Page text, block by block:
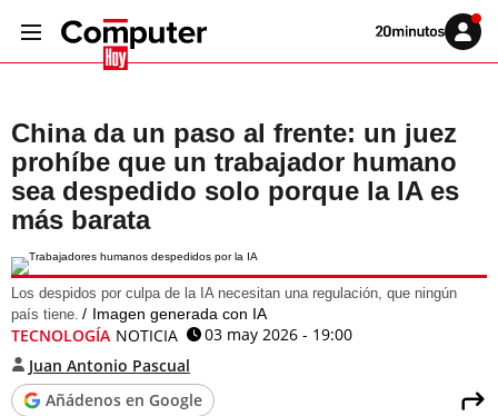
Volver
Iniciar
sesión
China da un paso al frente: un juez
prohíbe que un trabajador humano
sea despedido solo porque la IA es
más barata
Los despidos por culpa de la IA necesitan una regulación, que ningún
país tiene.
Imagen generada con IA
TECNOLOGÍA NOTICIA
03 may 2026 - 19:00
Juan Antonio Pascual
Añádenos en Google